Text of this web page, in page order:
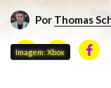
Por Thomas
Imagem: Xbox